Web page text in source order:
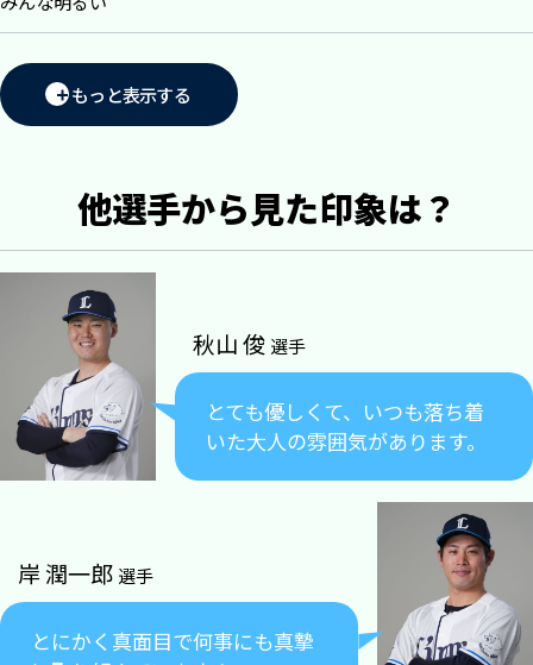
もっと表示する
他選手から見た印象は？
秋山 俊 選手
とても優しくて、いつも落ち着
いた大人の雰囲気があります。
岸 潤一郎 選手
とにかく真面目で何事にも真摯